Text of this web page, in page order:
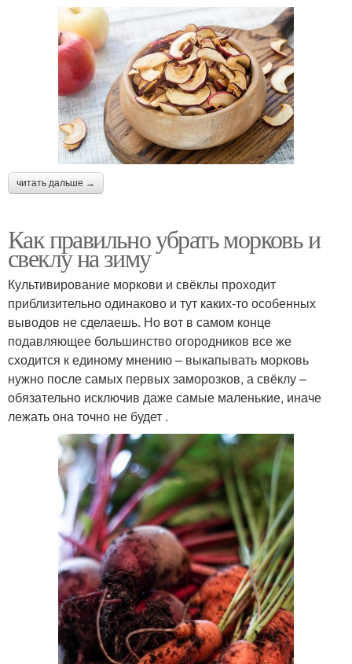
читать дальше →
Как правильно убрать морковь и
свеклу на зиму
Культивирование моркови и свёклы проходит
приблизительно одинаково и тут каких-то особенных
выводов не сделаешь. Но вот в самом конце
подавляющее большинство огородников все же
сходится к единому мнению – выкапывать морковь
нужно после самых первых заморозков, а свёклу –
обязательно исключив даже самые маленькие, иначе
лежать она точно не будет .